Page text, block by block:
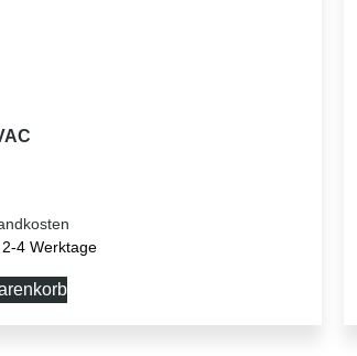
2-4 Werktage